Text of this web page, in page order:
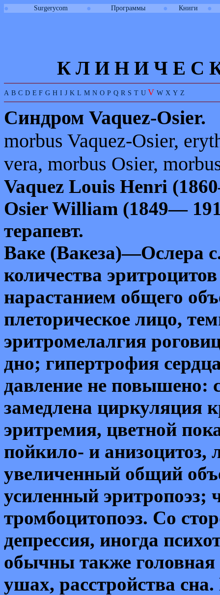
● Surgerycom ● Программы ● Книги ●
К Л И Н И Ч Е С
A B C D E F G H I J K L M N O P Q R S T U V W X Y Z
Синдром Vaquez-Osier.
morbus Vaquez-Osier,
vera, morbus Osier,
Vaquez Louis Henri
Osier William (1849—
терапевт.
Ваке (Вакеза)—Ослера
количества
нарастанием общего
плеторическое лицо,
эритромелалгия
дно; гипертрофия
давление не повышено:
замедлена циркуляция
эритремия, цветной
пойкило- и анизоцитоз,
увеличенный общий
усиленный эритропоэз;
тромбоцитопоэз. Со
депрессия, иногда
обычны также
ушах, расстройства